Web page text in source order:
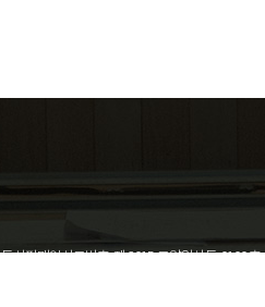
통신판매업신고번호: 제 2015-고양일산동-0100 호